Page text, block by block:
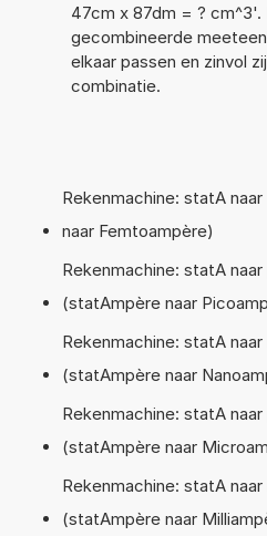
47cm x 87dm = ? cm^3'.
gecombineerde
elkaar passen en zinvol
combinatie.
Rekenmachine: statA
naar Femtoampère)
Rekenmachine: statA
(statAmpère naar
Rekenmachine: statA
(statAmpère naar
Rekenmachine: statA
(statAmpère naar
Rekenmachine: statA
(statAmpère naar